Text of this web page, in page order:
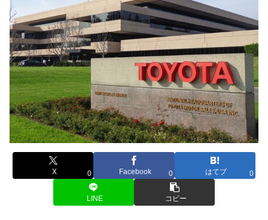
X 0 Facebook 0 はてブ 0
LINE コピー